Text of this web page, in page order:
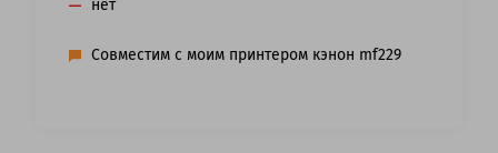
нет
Совместим с моим принтером кэнон mf229